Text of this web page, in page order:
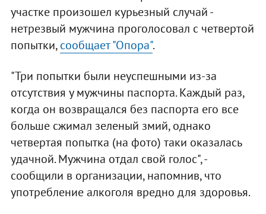
участке произошел курьезный случай -
нетрезвый мужчина проголосовал с четвертой
попытки,сообщает "Опора".
"Три попытки были неуспешными из-за
отсутствия у мужчины паспорта. Каждый раз,
когда он возвращался без паспорта его все
больше сжимал зеленый змий, однако
четвертая попытка (на фото) таки оказалась
удачной. Мужчина отдал свой голос", -
сообщили в организации, напомнив, что
употребление алкоголя вредно для здоровья.